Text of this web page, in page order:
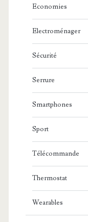
Economies
Electroménager
Sécurité
Serrure
Smartphones
Sport
Télécommande
Thermostat
Wearables